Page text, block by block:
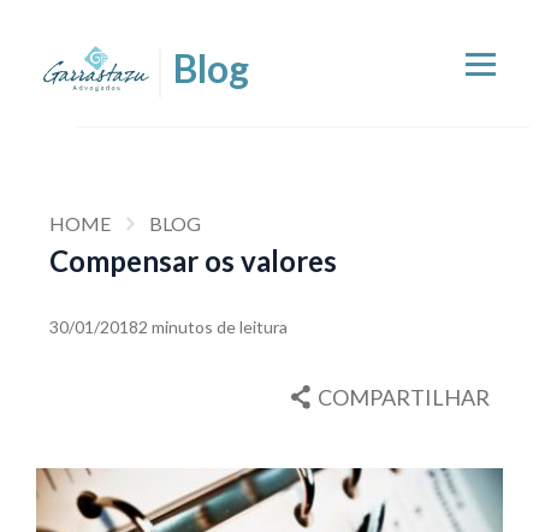
HOME BLOG
Compensar os valores
30/01/20182 minutos de leitura
COMPARTILHAR